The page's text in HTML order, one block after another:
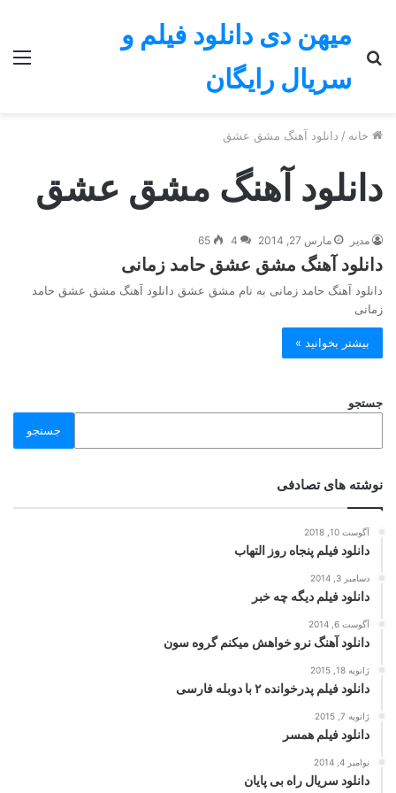
میهن دی دانلود فیلم و
سریال رایگان
جستجو
برای
خانه / دانلود آهنگ مشق عشق
دانلود آهنگ مشق عشق
مدیر مارس 27, 2014 4
65
دانلود آهنگ مشق عشق حامد زمانی
دانلود آهنگ حامد زمانی به نام مشق عشق دانلود آهنگ مشق عشق حامد
زمانی
بیشتر بخوانید »
جستجو
جستجو
نوشته های تصادفی
آگوست 10, 2018
دانلود فیلم پنجاه روز التهاب
دسامبر 3, 2014
دانلود فیلم دیگه چه خبر
آگوست 6, 2014
دانلود آهنگ نرو خواهش میکنم گروه سون
ژانویه 18, 2015
دانلود فیلم پدرخوانده ۲ با دوبله فارسی
ژانویه 7, 2015
دانلود فیلم همسر
نوامبر 4, 2014
دانلود سریال راه بی پایان